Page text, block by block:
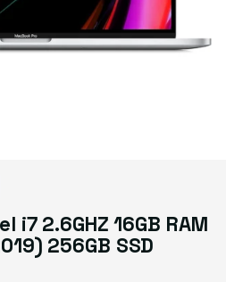
no disponible
agotada o no disponible
$489.99Variante agotada o no
i7 2.6GHZ 16GB RAM
256GB SSD